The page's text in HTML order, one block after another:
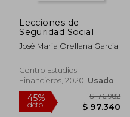
dcto.
$ 659.400
$ 619.836
Lecciones de
Seguridad Social
José María Orellana García
Centro Estudios
Financieros, 2020, Usado